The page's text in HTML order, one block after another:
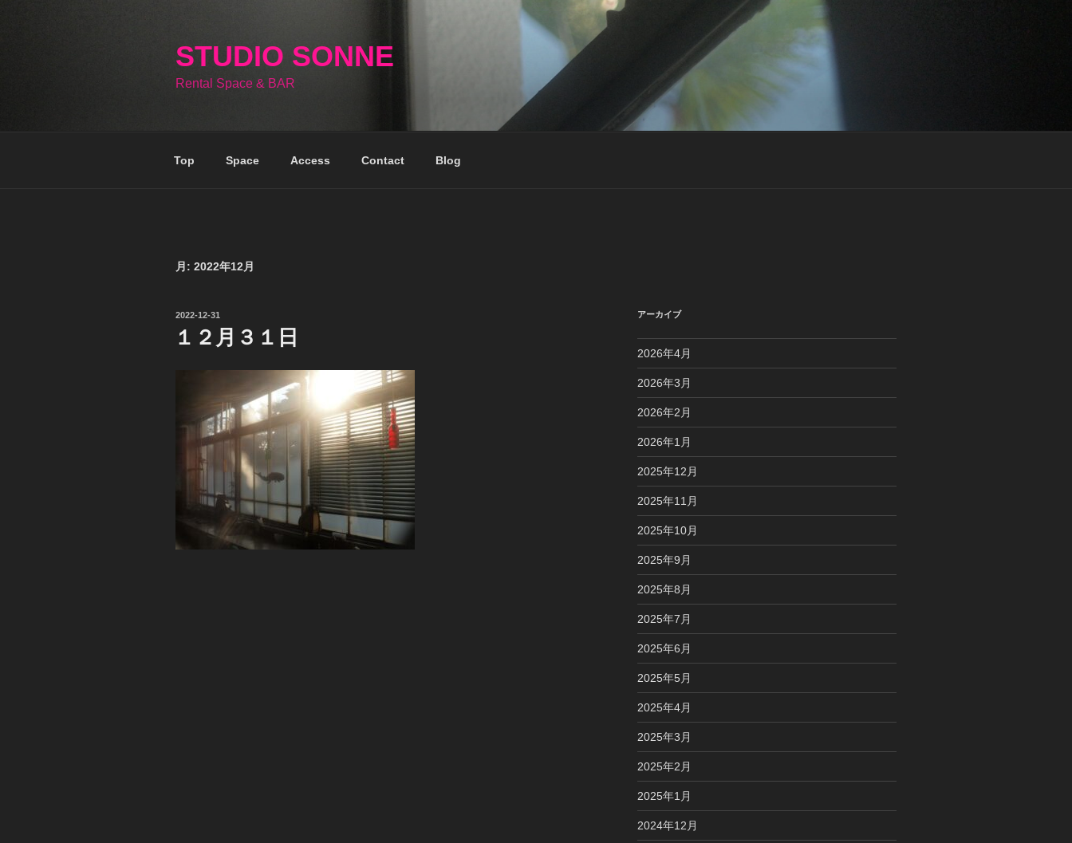
STUDIO SONNE
Rental Space & BAR
Top Space Access Contact Blog
月: 2022年12月
投
2022-12-31
１２月３１日
アーカイブ
2026年4月
2026年3月
2026年2月
2026年1月
2025年12月
2025年11月
2025年10月
2025年9月
2025年8月
2025年7月
2025年6月
2025年5月
2025年4月
2025年3月
2025年2月
2025年1月
2024年12月